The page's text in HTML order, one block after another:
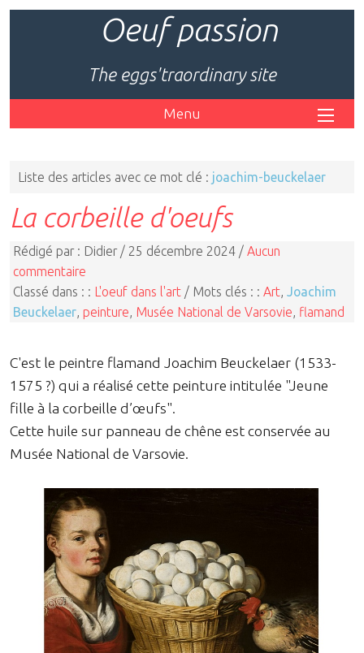
Oeuf passion
The eggs'traordinary site
Menu
Liste des articles avec ce mot clé : joachim-beuckelaer
La corbeille d'oeufs
Rédigé par : Didier / 25 décembre 2024 / Aucun
commentaire
Classé dans : : L'oeuf dans l'art / Mots clés : : Art
Joachim
Beuckelaer peinture Musée National de Varsovie flamand
C'est le peintre flamand Joachim Beuckelaer (1533-
1575 ?) qui a réalisé cette peinture intitulée "Jeune
fille à la corbeille d’œufs".
Cette huile sur panneau de chêne est conservée au
Musée National de Varsovie.